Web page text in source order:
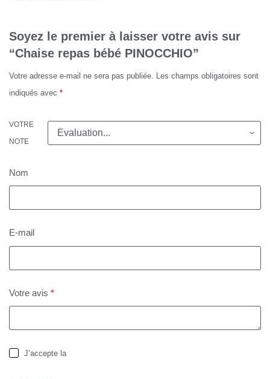
Soyez le premier à laisser votre avis sur
“Chaise repas bébé PINOCCHIO”
Votre adresse e-mail ne sera pas publiée.
Les champs obligatoires sont
indiqués avec *
VOTRE
NOTE
Nom
E-mail
Votre avis *
J’accepte la